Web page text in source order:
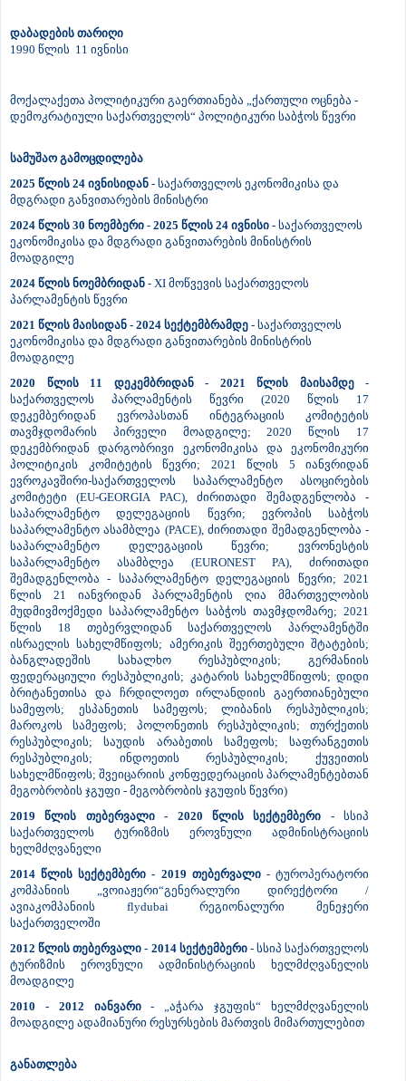
დაბადების თარიღი
1990 წლის 11 ივნისი
მოქალაქეთა პოლიტიკური გაერთიანება „ქართული ოცნება -
დემოკრატიული საქართველოს“ პოლიტიკური საბჭოს წევრი
სამუშაო გამოცდილება
2025 წლის 24 ივნისიდან - საქართველოს ეკონომიკისა და
მდგრადი განვითარების მინისტრი
2024 წლის 30 ნოემბერი - 2025 წლის 24 ივნისი - საქართველოს
ეკონომიკისა და მდგრადი განვითარების მინისტრის
მოადგილე
2024 წლის ნოემბრიდან - XI მოწვევის საქართველოს
პარლამენტის წევრი
2021 წლის მაისიდან - 2024 სექტემბრამდე - საქართველოს
ეკონომიკისა და მდგრადი განვითარების მინისტრის
მოადგილე
2020 წლის 11 დეკემბრიდან - 2021 წლის მაისამდე-
საქართველოს პარლამენტის წევრი (2020 წლის 17
დეკემბერიდან ევროპასთან ინტეგრაციის კომიტეტის
თავმჯდომარის პირველი მოადგილე; 2020 წლის 17
დეკემბრიდან დარგობრივი ეკონომიკისა და ეკონომიკური
პოლიტიკის კომიტეტის წევრი; 2021 წლის 5 იანვრიდან
ევროკავშირი-საქართველოს საპარლამენტო ასოცირების
კომიტეტი (EU-GEORGIA PAC), ძირითადი შემადგენლობა -
საპარლამენტო დელეგაციის წევრი; ევროპის საბჭოს
საპარლამენტო ასამბლეა (PACE), ძირითადი შემადგენლობა -
საპარლამენტო დელეგაციის წევრი; ევრონესტის
საპარლამენტო ასამბლეა (EURONEST PA), ძირითადი
შემადგენლობა - საპარლამენტო დელეგაციის წევრი; 2021
წლის 21 იანვრიდან პარლამენტის ღია მმართველობის
მუდმივმოქმედი საპარლამენტო საბჭოს თავმჯდომარე; 2021
წლის 18 თებერვლიდან საქართველოს პარლამენტში
ისრაელის სახელმწიფოს; ამერიკის შეერთებული შტატების;
ბანგლადეშის სახალხო რესპუბლიკის; გერმანიის
ფედერაციული რესპუბლიკის; კატარის სახელმწიფოს; დიდი
ბრიტანეთისა და ჩრდილოეთ ირლანდიის გაერთიანებული
სამეფოს; ესპანეთის სამეფოს; ლიბანის რესპუბლიკის;
მაროკოს სამეფოს; პოლონეთის რესპუბლიკის; თურქეთის
რესპუბლიკის; საუდის არაბეთის სამეფოს; საფრანგეთის
რესპუბლიკის; ინდოეთის რესპუბლიკის; ქუვეითის
სახელმწიფოს; შვეიცარიის კონფედერაციის პარლამენტებთან
მეგობრობის ჯგუფი - მეგობრობის ჯგუფის წევრი)
2019 წლის თებერვალი - 2020 წლის სექტემბერი - სსიპ
საქართველოს ტურიზმის ეროვნული ადმინისტრაციის
ხელმძღვანელი
2014 წლის სექტემბერი - 2019 თებერვალი - ტუროპერატორი
კომპანიის „ვოიაჟერი“გენერალური დირექტორი /
ავიაკომპანიის flydubai რეგიონალური მენეჯერი
საქართველოში
2012 წლის თებერვალი - 2014 სექტემბერი- სსიპ საქართველოს
ტურიზმის ეროვნული ადმინისტრაციის ხელმძღვანელის
მოადგილე
2010 - 2012 იანვარი- „აჭარა ჯგუფის“ ხელმძღვანელის
მოადგილე ადამიანური რესურსების მართვის მიმართულებით
განათლება